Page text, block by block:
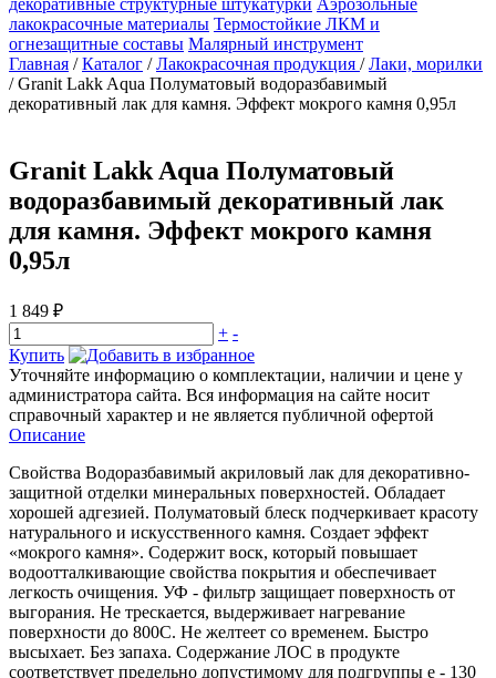
декоративные структурные штукатурки Аэрозольные
лакокрасочные материалы Термостойкие ЛКМ и
огнезащитные составы Малярный инструмент
Главная / Каталог / Лакокрасочная продукция / Лаки, морилки
/Granit Lakk Aqua Полуматовый водоразбавимый
декоративный лак для камня. Эффект мокрого камня 0,95л
Granit Lakk Aqua Полуматовый
водоразбавимый декоративный лак
для камня. Эффект мокрого камня
0,95л
1 849 ₽
+ -
Купить
Уточняйте информацию о комплектации, наличии и цене у
администратора сайта. Вся информация на сайте носит
справочный характер и не является публичной офертой
Описание
Свойства Водоразбавимый акриловый лак для декоративно-
защитной отделки минеральных поверхностей. Обладает
хорошей адгезией. Полуматовый блеск подчеркивает красоту
натурального и искусственного камня. Создает эффект
«мокрого камня». Содержит воск, который повышает
водоотталкивающие свойства покрытия и обеспечивает
легкость очищения. УФ - фильтр защищает поверхность от
выгорания. Не трескается, выдерживает нагревание
поверхности до 800С. Не желтеет со временем. Быстро
высыхает. Без запаха. Cодержание ЛОС в продукте
соответствует предельно допустимому для подгруппы e - 130